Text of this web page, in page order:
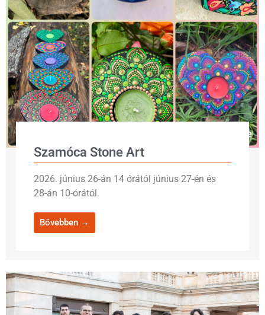
Szamóca Stone Art
2026. június 26-án 14 órától június 27-én és
28-án 10-órától.
Bővebben →